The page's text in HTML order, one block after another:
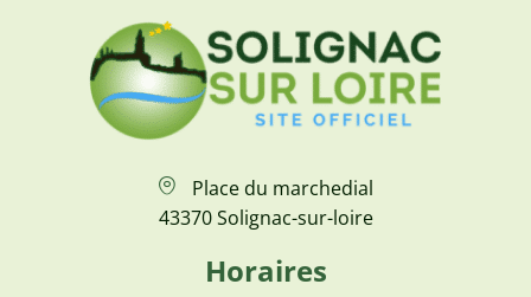
Place du marchedial
43370 Solignac-sur-loire
Horaires